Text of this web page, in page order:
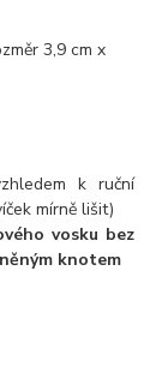
3,9 cm x
k ruční
mírně lišit)
vosku bez
knotem